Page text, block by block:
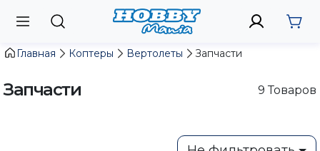
Главная Коптеры Вертолеты Запчасти
Запчасти 9 Товаров